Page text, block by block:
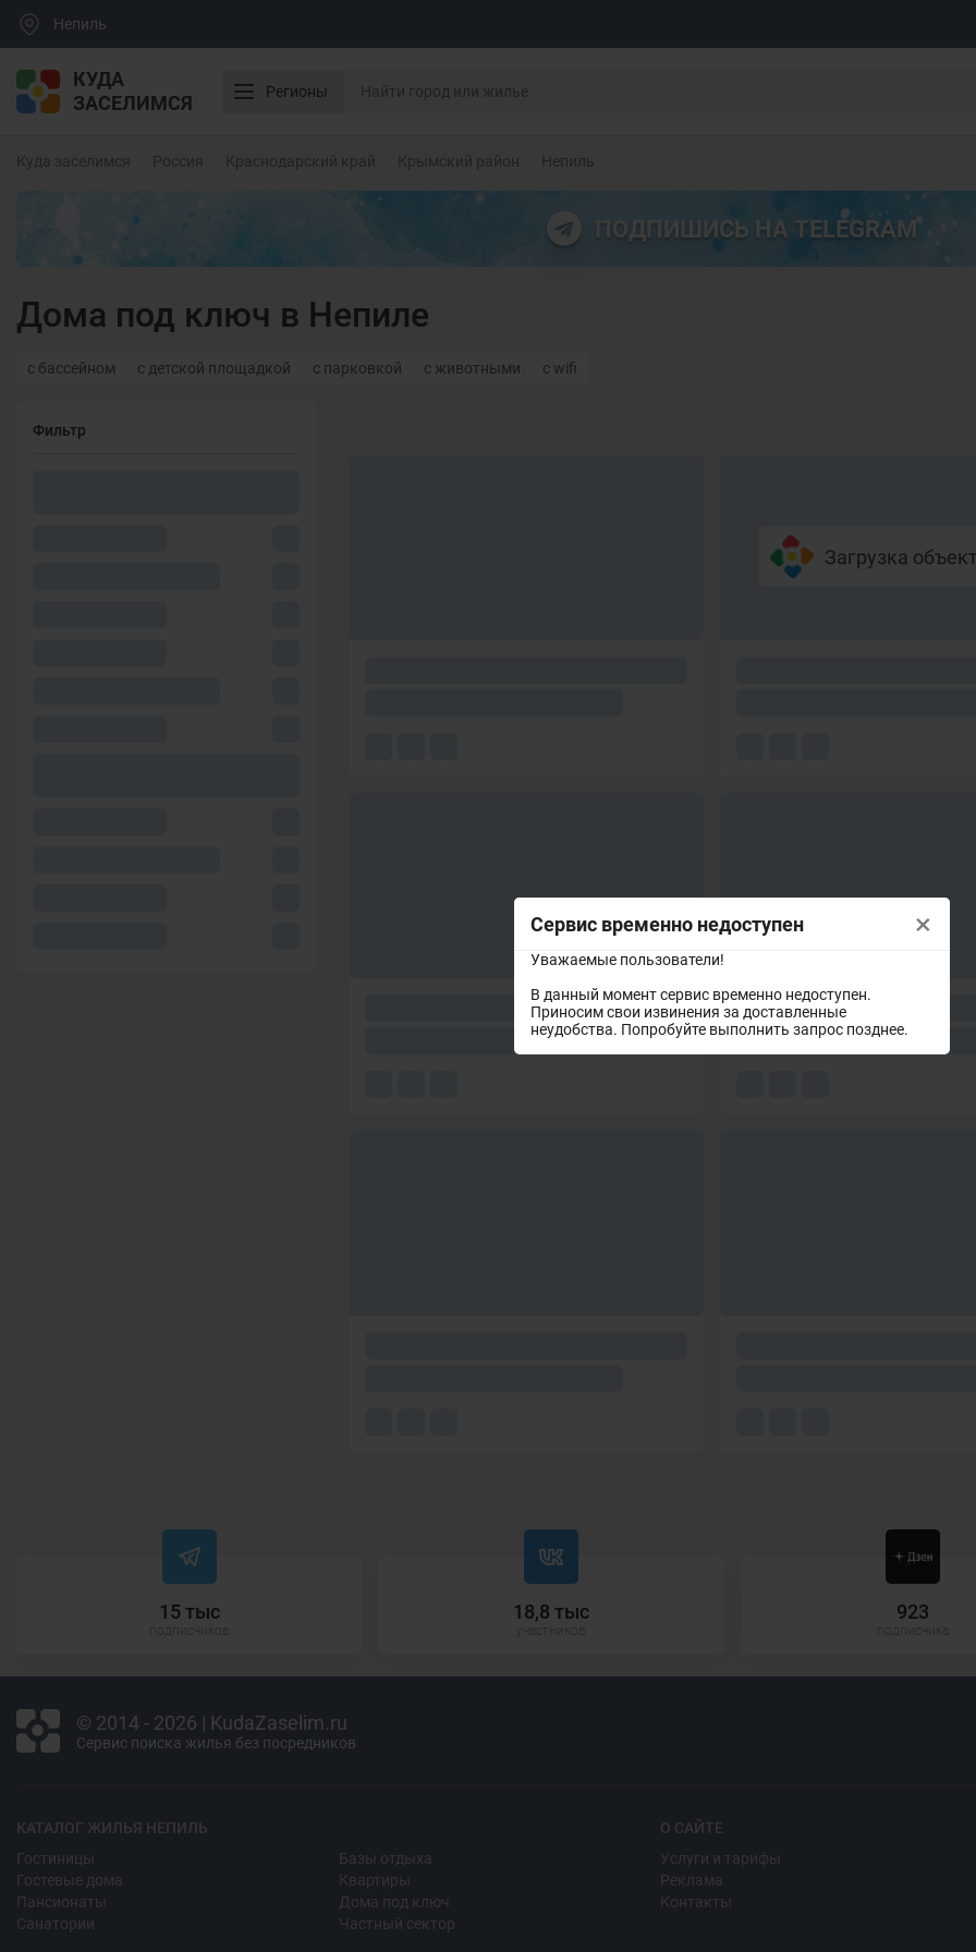
Сервис временно недоступен
Уважаемые пользователи!
В данный момент сервис временно недоступен.
Приносим свои извинения за доставленные
неудобства. Попробуйте выполнить запрос позднее.
×
Непиль
КУДА
ЗАСЕЛИМСЯ
Регионы
Куда заселимся Россия Краснодарский край Крымский район Непиль
ПОДПИШИСЬ НА TELEGRAM
Дома под ключ в Непиле
с бассейном с детской площадкой с парковкой с животными с wifi
Фильтр
Загрузка
15 тыс 18,8 тыс 923
© 2014 - 2026 | KudaZaselim.ru
Сервис поиска жилья без посредников
КАТАЛОГ ЖИЛЬЯ НЕПИЛЬ
Гостиницы
Гостевые дома
Пансионаты
Санатории
Базы отдыха
Квартиры
Дома под ключ
Частный сектор
О САЙТЕ
Услуги и тарифы
Реклама
Контакты